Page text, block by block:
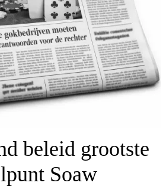
beleid grootste
Soaw